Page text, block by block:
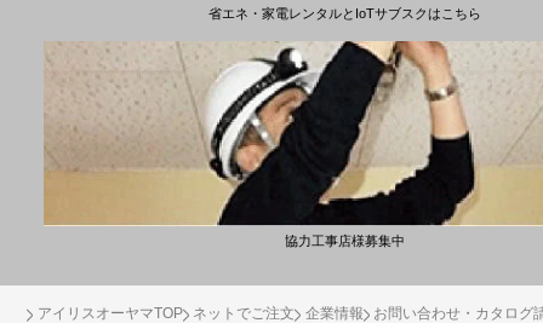
省エネ・家電レンタルとIoTサブスクはこちら
協力工事店様募集中
アイリスオーヤマTOP ネットでご注文 企業情報 お問い合わせ・カタログ